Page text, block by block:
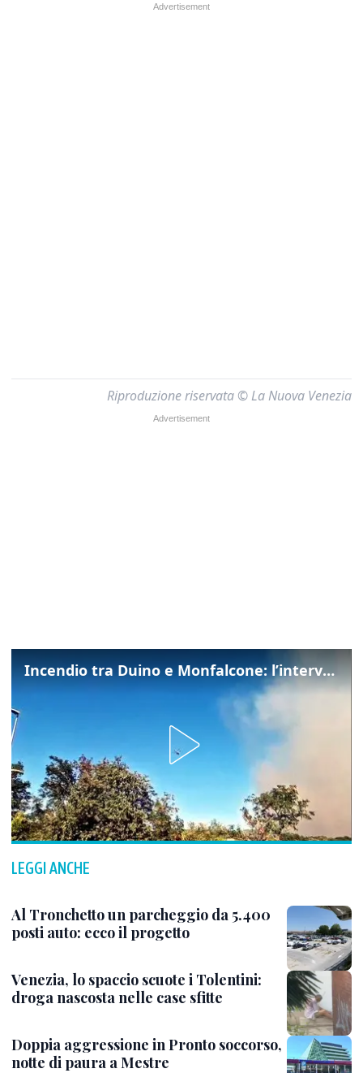
Riproduzione riservata © La Nuova Venezia
Incendio tra Duino e Monfalcone: l’intervento dei vigili del fuoco
LEGGI ANCHE
Al Tronchetto un parcheggio da 5.400
posti auto: ecco il progetto
Venezia, lo spaccio scuote i Tolentini:
droga nascosta nelle case sfitte
Doppia aggressione in Pronto soccorso,
notte di paura a Mestre